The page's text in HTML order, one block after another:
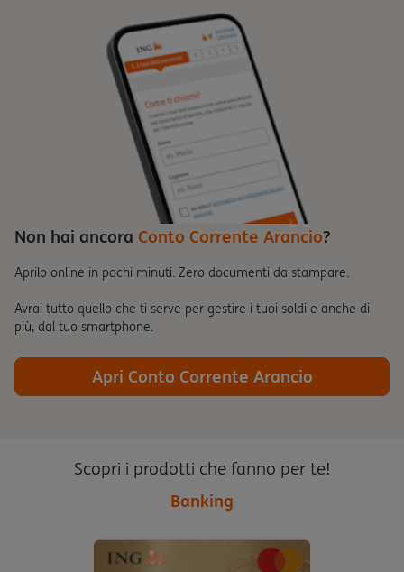
Non hai ancora Conto Corrente Arancio?
Aprilo online in pochi minuti. Zero documenti da stampare.
Avrai tutto quello che ti serve per gestire i tuoi soldi e anche di
più, dal tuo smartphone.
Apri Conto Corrente Arancio
Scopri i prodotti che fanno per te!
Banking